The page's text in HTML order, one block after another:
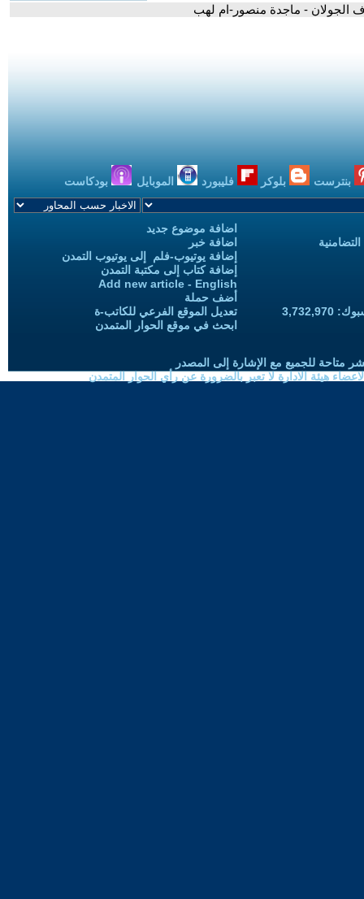
الجولان - ماجدة منصور-ام لهب
بنترست بلوكر فليبورد الموبايل بودكاست
اضافة موضوع جديد
اضافة خبر
إضافة يوتيوب-فلم إلى يوتيوب التمدن
إضافة كتاب إلى مكتبة التمدن
Add new article - English
أضف حملة
تعديل الموقع الفرعي للكاتب-ة
ابحث في موقع الحوار المتمدن
متاحة للجميع مع الإشارة إلى المصدر
هيئة الادارة لا تعبر بالضرورة عن رأي الحوار المتمدن